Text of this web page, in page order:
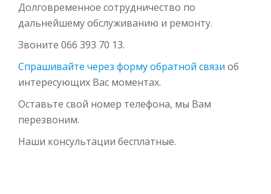
Долговременное сотрудничество по
дальнейшему обслуживанию и ремонту.
Звоните 066 393 70 13.
Спрашивайте через форму обратной связи об
интересующих Вас моментах.
Оставьте свой номер телефона, мы Вам
перезвоним.
Наши консультации бесплатные.